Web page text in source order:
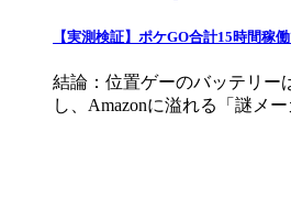
【実測検証】ポケGO合計15時間稼
結論：位置ゲーのバッテリー
し、Amazonに溢れる「謎メー